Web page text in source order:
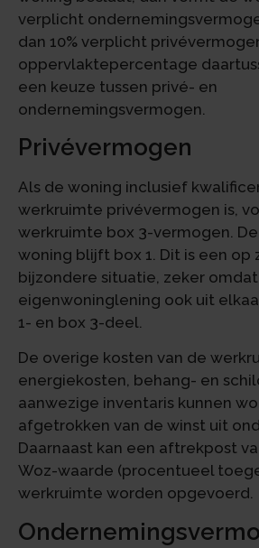
verplicht
dan 10% verplicht
oppervlaktepercentage
een keuze tussen privé- en
ondernemingsvermogen.
Privévermogen
Als de woning inclusief
werkruimte privévermogen is,
werkruimte box 3-vermogen.
woning blijft box 1. Dit is een op
bijzondere situatie, zeker
eigenwoninglening ook uit
1- en box 3-deel.
De overige kosten van de
energiekosten, behang- en
aanwezige inventaris kunnen
afgetrokken van de winst uit
Daarnaast kan een aftrekpost
Woz-waarde (procentueel
werkruimte worden opgevoerd.